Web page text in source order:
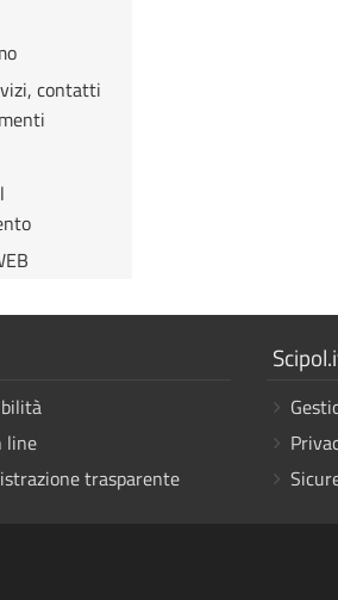
contatti
line
trasparente
link